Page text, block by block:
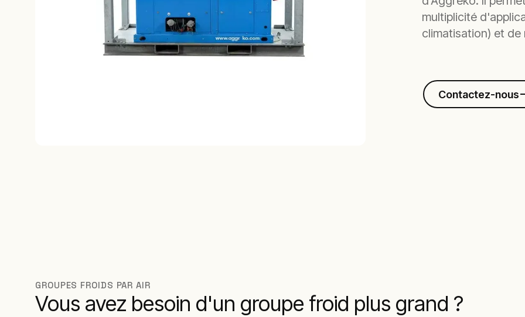
multiplicité
climatisation) et
Contactez-nous
GROUPES FROIDS PAR AIR
Vous avez besoin d'un groupe froid plus grand ?